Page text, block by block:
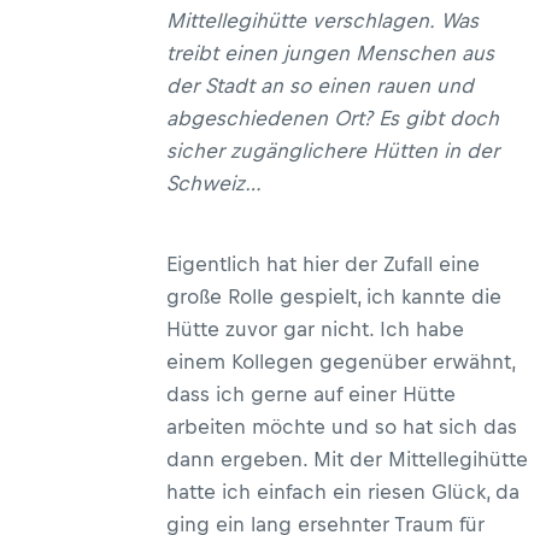
Mittellegihütte verschlagen. Was
treibt einen jungen Menschen aus
der Stadt an so einen rauen und
abgeschiedenen Ort? Es gibt doch
sicher zugänglichere Hütten in der
Schweiz…
Eigentlich hat hier der Zufall eine
große Rolle gespielt, ich kannte die
Hütte zuvor gar nicht. Ich habe
einem Kollegen gegenüber erwähnt,
dass ich gerne auf einer Hütte
arbeiten möchte und so hat sich das
dann ergeben. Mit der Mittellegihütte
hatte ich einfach ein riesen Glück, da
ging ein lang ersehnter Traum für